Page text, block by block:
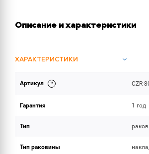
Описание и характеристики
ХАРАКТЕРИСТИКИ
ИНСТРУКЦИИ И ДОКУМЕНТАЦИЯ
Артикул CZR-
Гарантия 1 год
Тип
Тип раковины